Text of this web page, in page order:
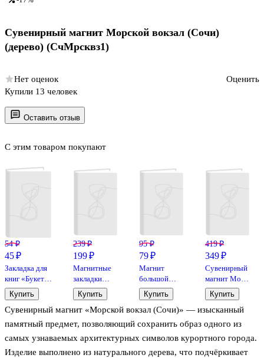
Оставить отзыв
Сувенирный магнит «Морской вокзал (Сочи)» — изысканный
памятный предмет, позволяющий сохранить образ одного из
самых узнаваемых архитектурных символов курортного города.
Изделие выполнено из натурального дерева, что подчёркивает
С этим товаром покупают
54 ₽
45 ₽
Закладка для
книг «Букет
сухоцветов»,
пластик
Купить
239 ₽
199 ₽
Магнитные
закладки
«Коты
Таро», 4
штуки
Купить
95 ₽
79 ₽
Магнит
большой
Беседка,чайки,дельфин
(винил)
(Сочи) (030-
1-135-D1)
Купить
419 ₽
349 ₽
Сувенирный
магнит Море
(Сочи)
(дерево)
(СчМр1)
Купить
Сувенирный магнит Морской вокзал (Сочи)
(дерево) (СчМрсквз1)
Нет оценок
Оценить
Купили 13 человек